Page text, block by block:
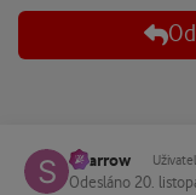
Sparrow Uživatel
Odesláno 20.